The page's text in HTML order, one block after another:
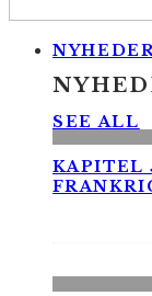
SEE ALL
KAPITEL